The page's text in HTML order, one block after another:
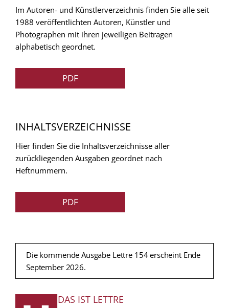
Im Autoren- und Künstlerverzeichnis finden Sie alle seit
1988 veröffentlichten Autoren, Künstler und
Photographen mit ihren jeweiligen Beitragen
alphabetisch geordnet.
PDF
INHALTSVERZEICHNISSE
Hier finden Sie die Inhaltsverzeichnisse aller
zurückliegenden Ausgaben geordnet nach
Heftnummern.
PDF
Die kommende Ausgabe Lettre 154 erscheint Ende
September 2026.
FUSSZEILE
DAS IST LETTRE